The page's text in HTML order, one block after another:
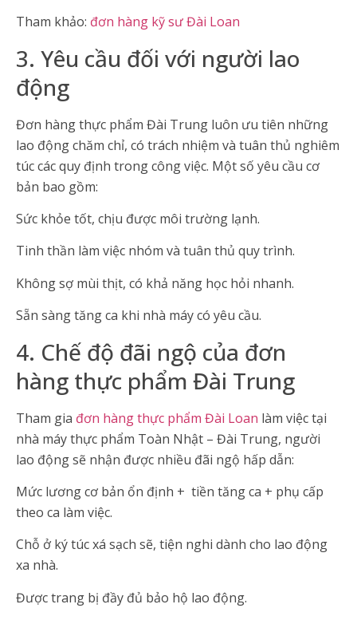
Tham khảo: đơn hàng kỹ sư Đài Loan
3. Yêu cầu đối với người lao
động
Đơn hàng thực phẩm Đài Trung luôn ưu tiên những
lao động chăm chỉ, có trách nhiệm và tuân thủ nghiêm
túc các quy định trong công việc. Một số yêu cầu cơ
bản bao gồm:
Sức khỏe tốt, chịu được môi trường lạnh.
Tinh thần làm việc nhóm và tuân thủ quy trình.
Không sợ mùi thịt, có khả năng học hỏi nhanh.
Sẵn sàng tăng ca khi nhà máy có yêu cầu.
4. Chế độ đãi ngộ của đơn
hàng thực phẩm Đài Trung
Tham gia đơn hàng thực phẩm Đài Loan làm việc tại
nhà máy thực phẩm Toàn Nhật – Đài Trung, người
lao động sẽ nhận được nhiều đãi ngộ hấp dẫn:
Mức lương cơ bản ổn định + tiền tăng ca + phụ cấp
theo ca làm việc.
Chỗ ở ký túc xá sạch sẽ, tiện nghi dành cho lao động
xa nhà.
Được trang bị đầy đủ bảo hộ lao động.